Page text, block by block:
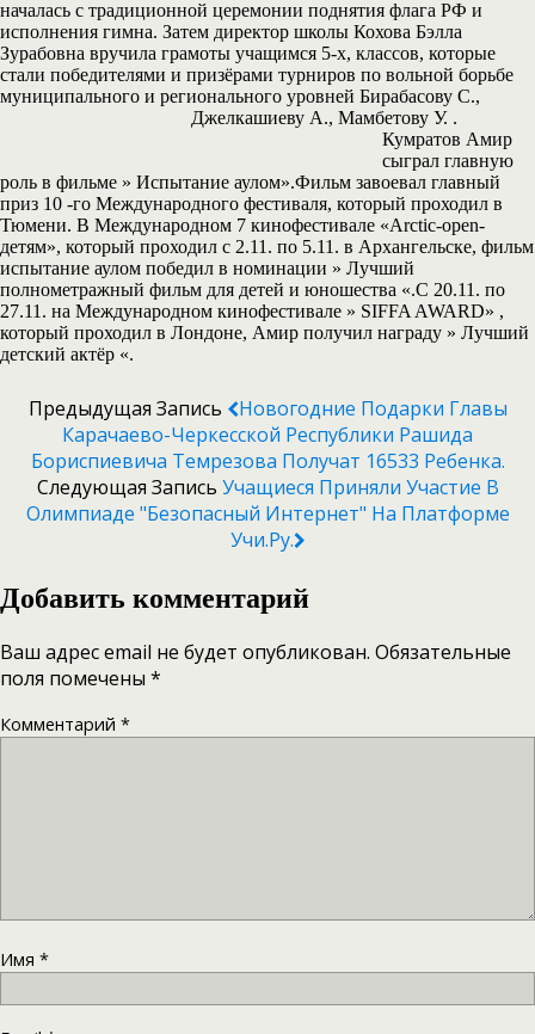
началась с традиционной церемонии поднятия флага РФ и
исполнения гимна. Затем директор школы Кохова Бэлла
Зурабовна вручила грамоты учащимся 5-х, классов, которые
стали победителями и призёрами турниров по вольной борьбе
муниципального и регионального уровней Бирабасову С.,
Джелкашиеву А., Мамбетову У. .
Кумратов Амир
сыграл главную
роль в фильме » Испытание аулом».Фильм завоевал главный
приз 10 -го Международного фестиваля, который проходил в
Тюмени. В Международном 7 кинофестивале «Arctic-open-
детям», который проходил с 2.11. по 5.11. в Архангельске, фильм
испытание аулом победил в номинации » Лучший
полнометражный фильм для детей и юношества «.С 20.11. по
27.11. на Международном кинофестивале » SIFFA AWARD» ,
который проходил в Лондоне, Амир получил награду » Лучший
детский актёр «.
Предыдущая Запись
Новогодние Подарки Главы
Карачаево-Черкесской Республики Рашида
Бориспиевича Темрезова Получат 16533 Ребенка.
Следующая Запись Учащиеся Приняли Участие В
Олимпиаде "Безопасный Интернет" На Платформе
Учи.ру.
Добавить комментарий
Ваш адрес email не будет опубликован. Обязательные
поля помечены *
Комментарий *
Имя *